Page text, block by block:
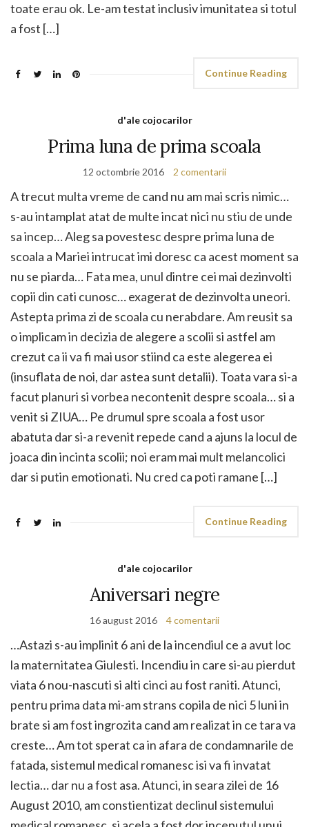
toate erau ok. Le-am testat inclusiv imunitatea si totul
a fost […]
Continue Reading
d'ale cojocarilor
Prima luna de prima scoala
12 octombrie 2016 2 comentarii
A trecut multa vreme de cand nu am mai scris nimic…
s-au intamplat atat de multe incat nici nu stiu de unde
sa incep… Aleg sa povestesc despre prima luna de
scoala a Mariei intrucat imi doresc ca acest moment sa
nu se piarda… Fata mea, unul dintre cei mai dezinvolti
copii din cati cunosc… exagerat de dezinvolta uneori.
Astepta prima zi de scoala cu nerabdare. Am reusit sa
o implicam in decizia de alegere a scolii si astfel am
crezut ca ii va fi mai usor stiind ca este alegerea ei
(insuflata de noi, dar astea sunt detalii). Toata vara si-a
facut planuri si vorbea necontenit despre scoala… si a
venit si ZIUA… Pe drumul spre scoala a fost usor
abatuta dar si-a revenit repede cand a ajuns la locul de
joaca din incinta scolii; noi eram mai mult melancolici
dar si putin emotionati. Nu cred ca poti ramane […]
Continue Reading
d'ale cojocarilor
Aniversari negre
16 august 2016 4 comentarii
…Astazi s-au implinit 6 ani de la incendiul ce a avut loc
la maternitatea Giulesti. Incendiu in care si-au pierdut
viata 6 nou-nascuti si alti cinci au fost raniti. Atunci,
pentru prima data mi-am strans copila de nici 5 luni in
brate si am fost ingrozita cand am realizat in ce tara va
creste… Am tot sperat ca in afara de condamnarile de
fatada, sistemul medical romanesc isi va fi invatat
lectia… dar nu a fost asa. Atunci, in seara zilei de 16
August 2010, am constientizat declinul sistemului